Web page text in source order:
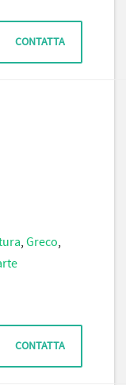
CONTATTA
, Greco,
CONTATTA